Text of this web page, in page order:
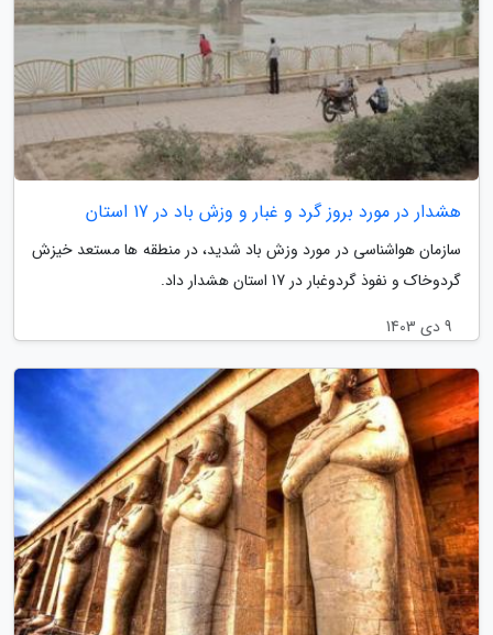
هشدار در مورد بروز گرد و غبار و وزش باد در 17 استان
سازمان هواشناسی در مورد وزش باد شدید، در منطقه ها مستعد خیزش
گردوخاک و نفوذ گردوغبار در 17 استان هشدار داد.
9 دی 1403